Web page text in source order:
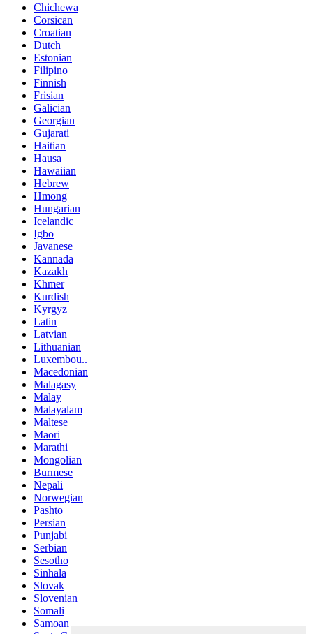
Chichewa
Corsican
Croatian
Dutch
Estonian
Filipino
Finnish
Frisian
Galician
Georgian
Gujarati
Haitian
Hausa
Hawaiian
Hebrew
Hmong
Hungarian
Icelandic
Igbo
Javanese
Kannada
Kazakh
Khmer
Kurdish
Kyrgyz
Latin
Latvian
Lithuanian
Luxembou..
Macedonian
Malagasy
Malay
Malayalam
Maltese
Maori
Marathi
Mongolian
Burmese
Nepali
Norwegian
Pashto
Persian
Punjabi
Serbian
Sesotho
Sinhala
Slovak
Slovenian
Somali
Samoan